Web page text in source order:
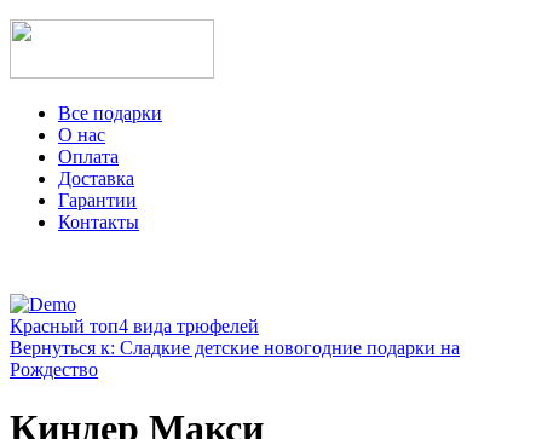
Все подарки
О нас
Оплата
Доставка
Гарантии
Контакты
Красный топ4 вида трюфелей
Вернуться к: Сладкие детские новогодние подарки на
Рождество
Киндер Макси